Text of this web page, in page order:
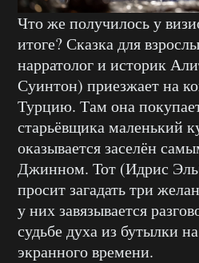
Что же получилось у
итоге? Сказка для
нарратолог и историк
Суинтон) приезжает на
Турцию. Там она
старьёвщика маленький
оказывается заселён
Джинном. Тот (Идрис
просит загадать три
у них завязывается
судьбе духа из бутылки
экранного времени.